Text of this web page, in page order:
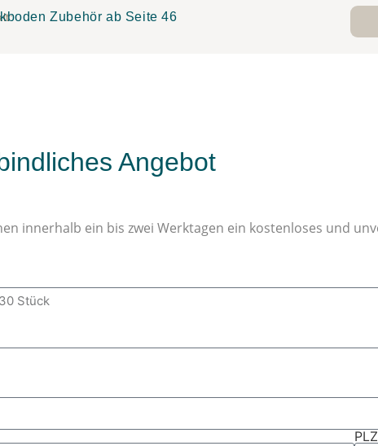
Zubehör ab Seite 46
Angebot
innerhalb ein bis zwei Werktagen ein kostenloses und
PLZ